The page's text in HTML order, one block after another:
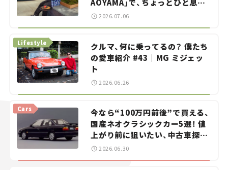
AOYAMA」で、ちょっとひと息。
——連載｜CCGとクルマでどうす
る？＜第13回＞
2026.07.06
クルマ、何に乗ってるの？ 僕たち
の愛車紹介 #43｜MG ミジェッ
ト
Lifestyle
2026.06.26
今なら“100万円前後”で買える、
国産ネオクラシックカー5選！ 値
上がり前に狙いたい、中古車探し
をお手伝い――ちょっとイケてるマ
イカー選び #02
Cars
2026.06.30